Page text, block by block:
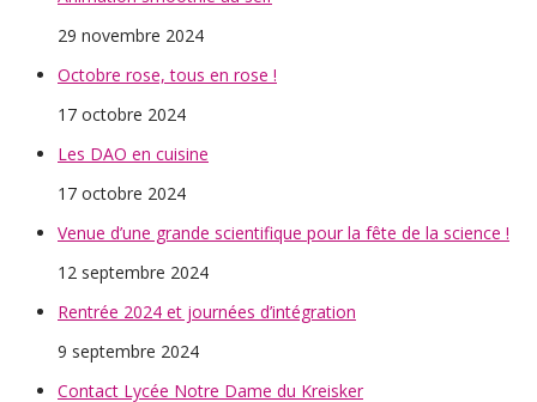
29 novembre 2024
Octobre rose, tous en rose !
17 octobre 2024
Les DAO en cuisine
17 octobre 2024
Venue d’une grande scientifique pour la fête de la science !
12 septembre 2024
Rentrée 2024 et journées d’intégration
9 septembre 2024
Contact Lycée Notre Dame du Kreisker